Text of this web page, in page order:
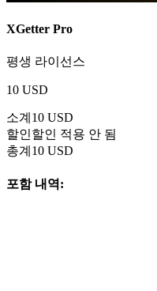
XGetter Pro
평생 라이선스
10 USD
소계 10 USD
할인할인 적용 안 됨
총계 10 USD
포함 내역: